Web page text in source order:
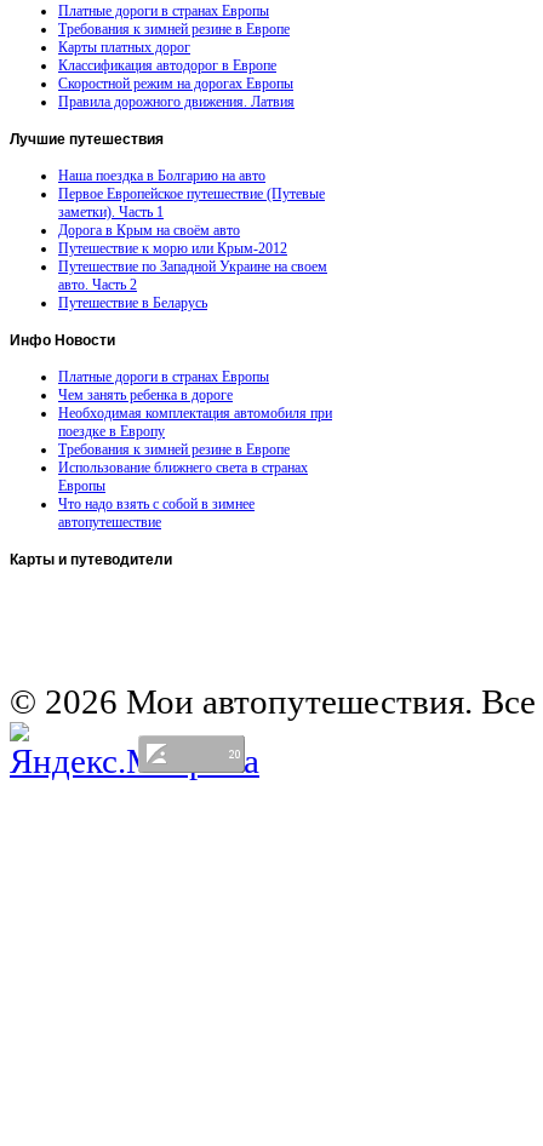
Платные дороги в странах Европы
Требования к зимней резине в Европе
Карты платных дорог
Классификация автодорог в Европе
Скоростной режим на дорогах Европы
Правила дорожного движения. Латвия
Лучшие путешествия
Наша поездка в Болгарию на авто
Первое Европейское путешествие (Путевые
заметки). Часть 1
Дорога в Крым на своём авто
Путешествие к морю или Крым-2012
Путешествие по Западной Украине на своем
авто. Часть 2
Путешествие в Беларусь
Инфо Новости
Платные дороги в странах Европы
Чем занять ребенка в дороге
Необходимая комплектация автомобиля при
поездке в Европу
Требования к зимней резине в Европе
Использование ближнего света в странах
Европы
Что надо взять с собой в зимнее
автопутешествие
Карты и путеводители
© 2026 Мои автопутешествия.